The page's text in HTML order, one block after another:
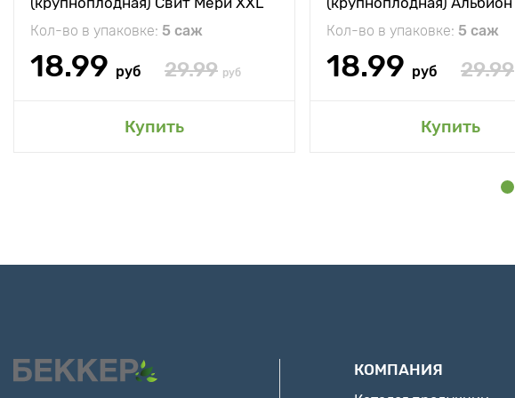
Кол-во в упаковке: 5 саж
18.99 руб 29.99 руб
Купить
Кол-во в упаковке: 5 саж
18.99 руб 29.99
Купить
КОМПАНИЯ